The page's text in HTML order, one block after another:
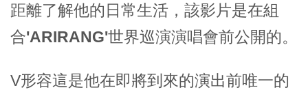
距離了解他的日常生活，該影片是在組
合'ARIRANG'世界巡演演唱會前公開的。
V形容這是他在即將到來的演出前唯一的